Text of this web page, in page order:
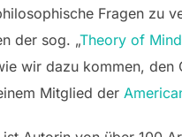
Fragen zu
der sog. „Theory of Mind
wir dazu kommen, den
Mitglied der